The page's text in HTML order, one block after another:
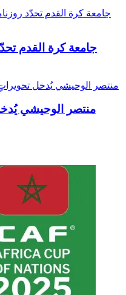
جامعة كرة القدم تحدّد
جامعة كرة القدم
منتصر الوحيشي يُدخل
منتصر الوحيشي